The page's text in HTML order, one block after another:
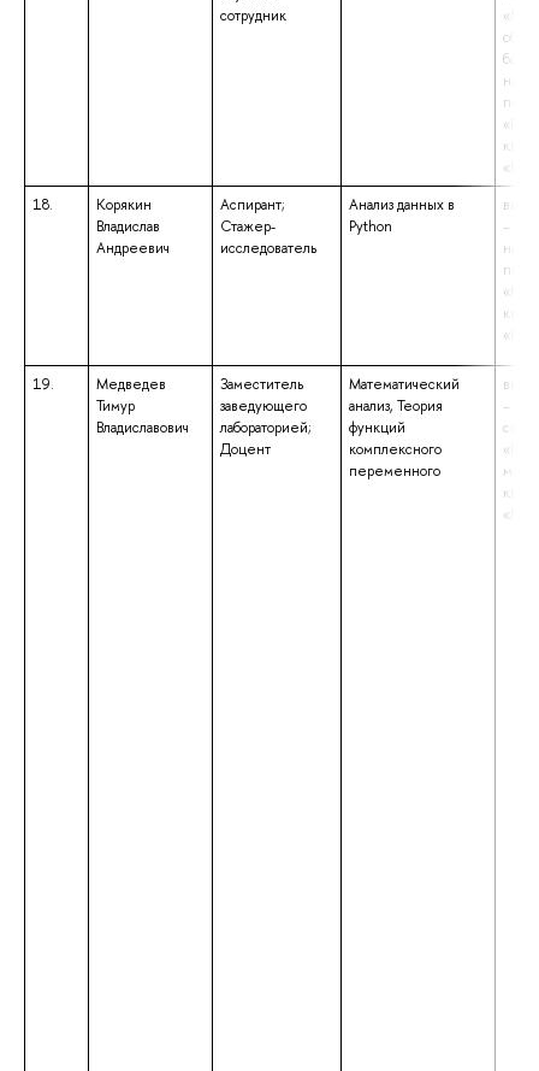
сотрудник
18.
Корякин
Владислав
Андреевич
Аспирант;
Стажер-
исследователь
Анализ данных в
Python
–
19.
Медведев
Тимур
Владиславович
Заместитель
заведующего
лабораторией;
Доцент
Математический
анализ, Теория
функций
комплексного
переменного
–